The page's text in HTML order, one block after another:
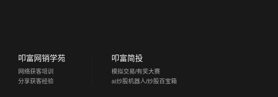
叩富网销学苑
网络获客培训
分享获客经验
叩富简投
模拟交易/有奖大赛
ai炒股机器人/炒股百宝箱